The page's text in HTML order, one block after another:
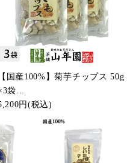
【国産100%】菊芋チップス 50g
袋...
円(税込)